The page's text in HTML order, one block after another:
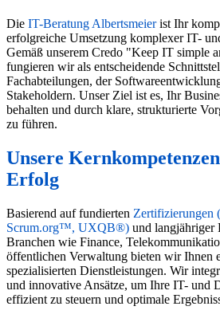
Die IT-Beratung Albertsmeierist Ihr
erfolgreiche Umsetzung komplexer IT-
Gemäß unserem Credo "Keep IT simple
fungieren wir als entscheidende
Fachabteilungen, der
Stakeholdern. Unser Ziel ist es, Ihr
behalten und durch klare, strukturierte
zu führen.
Unsere
Erfolg
Basierend auf fundierten
Scrum.org™, UXQB®) und langjähriger
Branchen wie Finance,
öffentlichen Verwaltung bieten wir Ihnen
spezialisierten Dienstleistungen. Wir
und innovative Ansätze, um Ihre IT- und
effizient zu steuern und optimale